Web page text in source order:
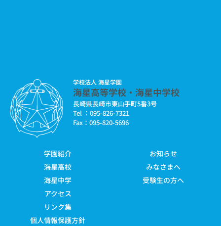
学校法人 海星学園
海星高等学校・海星中学校
長崎県長崎市東山手町5番3号
Tel ：095-826-7321
Fax：095-820-5696
学園紹介
海星高校
海星中学
アクセス
リンク集
個人情報保護方針
お知らせ
みなさまへ
受験生の方へ